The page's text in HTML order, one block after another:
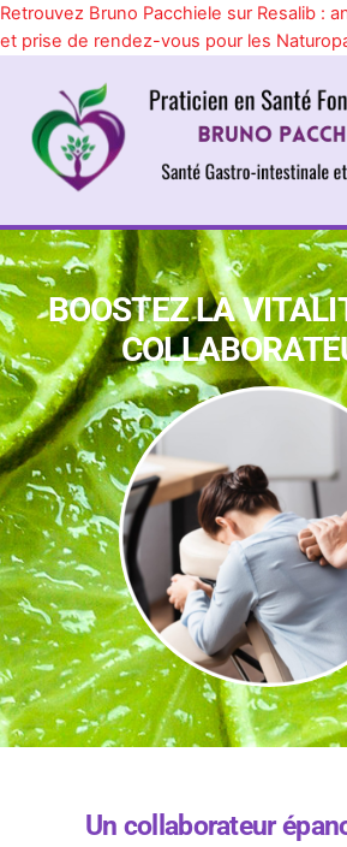
Retrouvez Bruno Pacchiele sur Resalib :
et prise de rendez-vous pour les
content
BOOSTEZ LA
Un collaborateur